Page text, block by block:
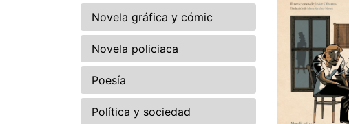
Novela gráfica y cómic
Novela policiaca
Poesía
Política y sociedad